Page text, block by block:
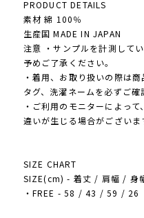
PRODUCT DETAILS
素材 綿 100％
生産国 MADE IN JAPAN
注意 ・サンプルを計測して
予めご了承ください。
・着用、お取り扱いの際は
タグ、洗濯ネームを必ずご確
・ご利用のモニターによっ
違いが生じる場合がございま
SIZE CHART
SIZE(cm) - 着丈 / 肩幅 / 身
・FREE - 58 / 43 / 59 / 26